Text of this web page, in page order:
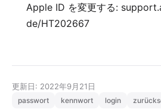
Apple ID を変更する:
de/HT202667
更新日: 2022年9月21日
passwort kennwort login